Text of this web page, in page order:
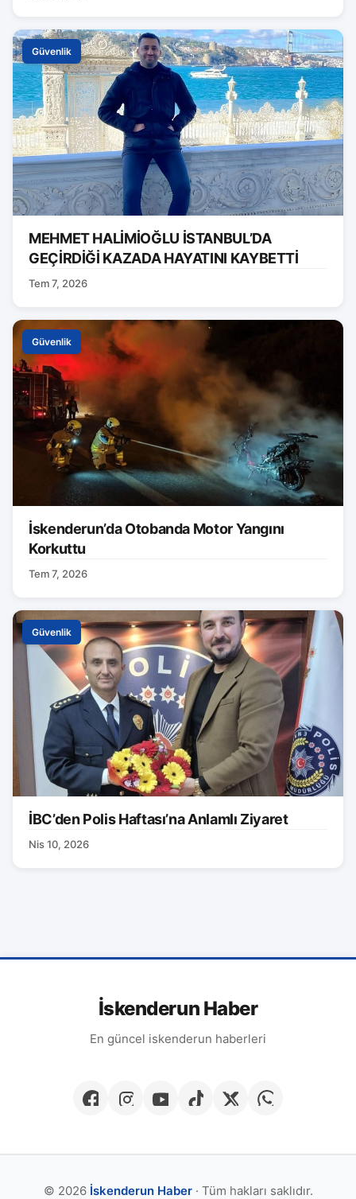
Güvenlik
MEHMET HALİMİOĞLU İSTANBUL’DA
GEÇİRDİĞİ KAZADA HAYATINI KAYBETTİ
Tem 7, 2026
Güvenlik
İskenderun’da Otobanda Motor Yangını
Korkuttu
Tem 7, 2026
Güvenlik
İBC’den Polis Haftası’na Anlamlı Ziyaret
Nis 10, 2026
İskenderun Haber
En güncel iskenderun haberleri
© 2026 İskenderun Haber· Tüm hakları saklıdır.